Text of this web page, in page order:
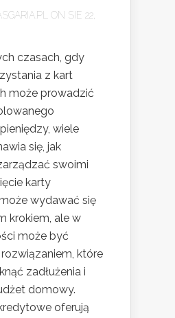
ON SIE 22,
czasach, gdy
z kart
może prowadzić
wiele
się, jak
swoimi
karty
wydawać się
krokiem, ale w
może być
które
zadłużenia i
domowy.
oferują